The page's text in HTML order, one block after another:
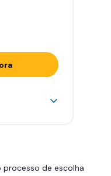
processo de escolha